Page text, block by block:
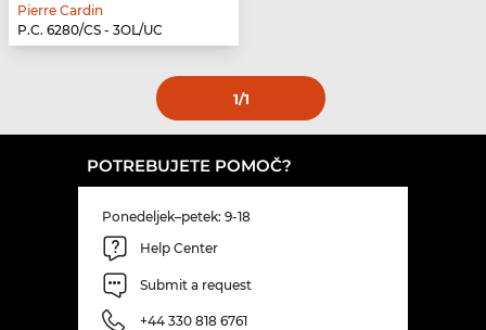
Pierre Cardin
P.C. 6280/CS - 3OL/UC
1/1
POTREBUJETE POMOČ?
Ponedeljek–petek: 9-18
Help Center
Submit a request
+44 330 818 6761